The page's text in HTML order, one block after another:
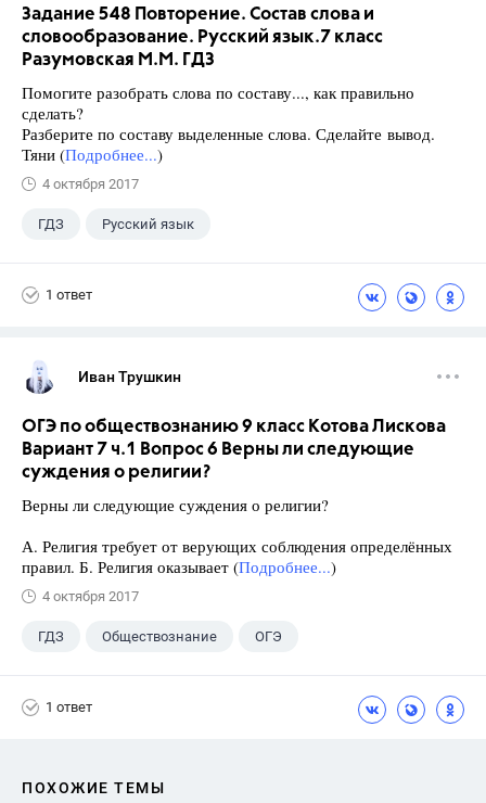
Задание 548 Повторение. Состав слова и
словообразование. Русский язык.7 класс
Разумовская М.М. ГДЗ
Помогите разобрать слова по составу..., как правильно
сделать?
Разберите по составу выделенные слова. Сделайте вывод.
Тяни (Подробнее...)
4 октября 2017
ГДЗ Русский язык
1 ответ
Иван Трушкин
ОГЭ по обществознанию 9 класс Котова Лискова
Вариант 7 ч.1 Вопрос 6 Верны ли следующие
суждения о религии?
Верны ли следующие суждения о религии?
А. Религия требует от верующих соблюдения определённых
правил. Б. Религия оказывает (Подробнее...)
4 октября 2017
ГДЗ Обществознание ОГЭ
1 ответ
ПОХОЖИЕ ТЕМЫ